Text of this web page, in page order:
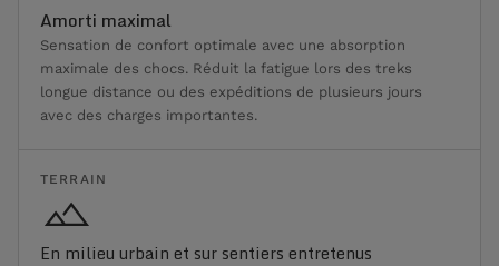
Amorti maximal
Sensation de confort optimale avec une absorption
maximale des chocs. Réduit la fatigue lors des treks
longue distance ou des expéditions de plusieurs jours
avec des charges importantes.
TERRAIN
En milieu urbain et sur sentiers entretenus